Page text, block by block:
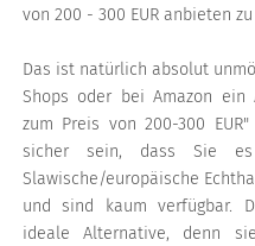
von 200 - 300 EUR anbieten
Das ist natürlich absolut
Shops oder bei Amazon ein
zum Preis von 200-300
sicher sein, dass Sie
Slawische/europäische
und sind kaum verfügbar.
ideale Alternative, denn